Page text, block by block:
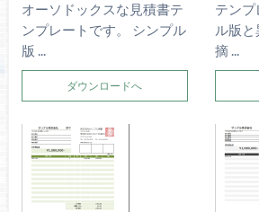
オーソドックスな見積書テ
ンプレートです。 シンプル
版 ...
ダウンロードへ
テン
ル版
摘 ...